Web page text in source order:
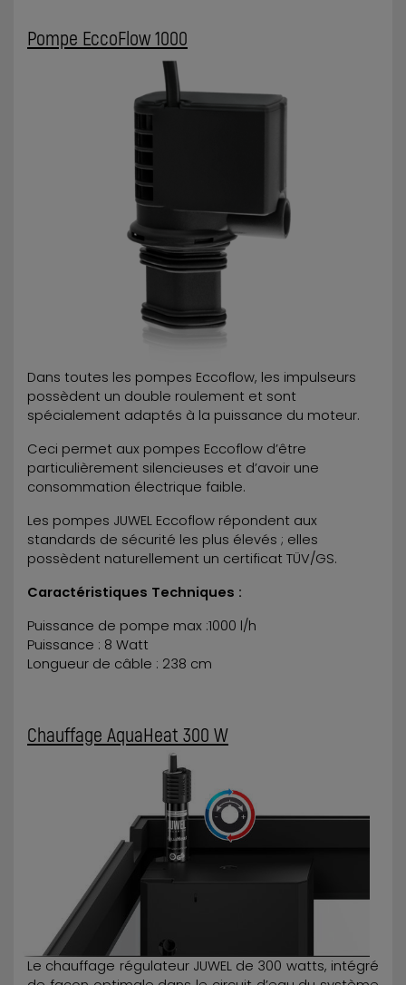
Pompe EccoFlow 1000
Dans toutes les pompes Eccoflow, les impulseurs
possèdent un double roulement et sont
spécialement adaptés à la puissance du moteur.
Ceci permet aux pompes Eccoflow d’être
particulièrement silencieuses et d’avoir une
consommation électrique faible.
Les pompes JUWEL Eccoflow répondent aux
standards de sécurité les plus élevés ; elles
possèdent naturellement un certificat TÜV/GS.
Caractéristiques Techniques :
Puissance de pompe max :1000 l/h
Puissance : 8 Watt
Longueur de câble : 238 cm
Chauffage AquaHeat 300 W
Le chauffage régulateur JUWEL de 300 watts, intégré